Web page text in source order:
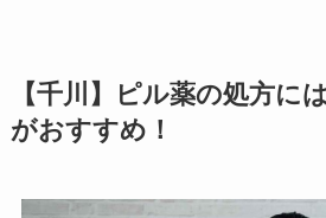
【千川】ピル薬の処方に
がおすすめ！